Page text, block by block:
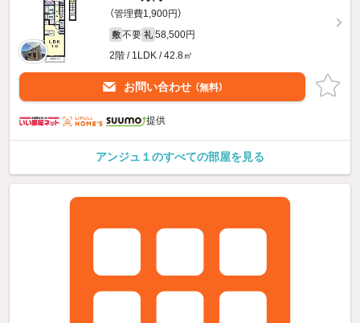
（管理費1,900円）
敷 不要 礼 58,500円
2階 / 1LDK / 42.8㎡
お問い合わせ （無料）
提供
アンジュ１のすべての部屋を見る